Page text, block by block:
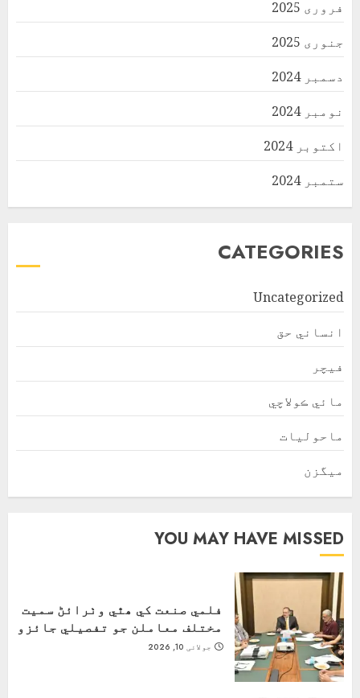
فروری 2025
جنوری 2025
دسمبر 2024
نومبر 2024
اکتوبر 2024
ستمبر 2024
CATEGORIES
Uncategorized
انساني حق
فیچر
مائي ڪولاچي
ماحولیات
ميگزن
YOU MAY HAVE MISSED
فلمي صنعت کي ھٿي وٺرائڻ سميت
مختلف معاملن جو تفصيلي جائزو
جولائی 10, 2026